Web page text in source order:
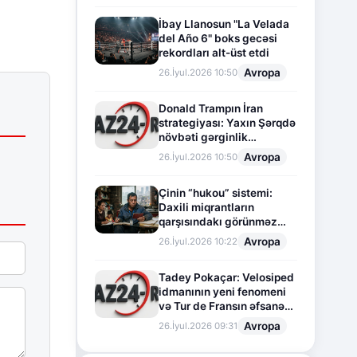
İbay Llanosun "La Velada
del Año 6" boks gecəsi
rekordları alt-üst etdi
26.İyul.2026 10:50 Avropa
Donald Trampın İran
strategiyası: Yaxın Şərqdə
növbəti gərginlik
mərhələsi
26.İyul.2026 10:50 Avropa
Çinin “hukou” sistemi:
Daxili miqrantların
qarşısındakı görünməz
sədd
26.İyul.2026 10:22 Avropa
Tadey Pokaçar: Velosiped
idmanının yeni fenomeni
və Tur de Fransın əfsanəvi
səhifəsi
26.İyul.2026 09:31 Avropa